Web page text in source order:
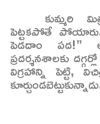
కుమ్మరి
పెట్టకపోతే
పెడదాం పద!”
ప్రదర్శనశాలకు
విగ్రహాన్ని పెట్టి,